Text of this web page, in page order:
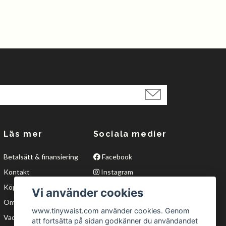
Läs mer
Betalsätt & finansiering
Kontakt
Köpvillkor
Om oss
Vad är waisttraining?
Sociala medier
Facebook
Instagram
Twitter
Vi använder cookies
www.tinywaist.com använder cookies. Genom
att fortsätta på sidan godkänner du användandet